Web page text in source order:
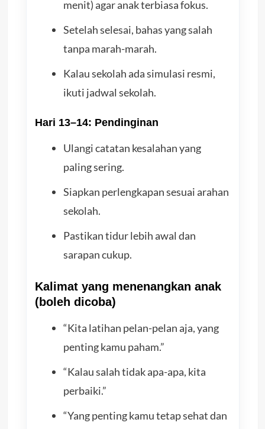
menit) agar anak terbiasa fokus.
Setelah selesai, bahas yang salah
tanpa marah-marah.
Kalau sekolah ada simulasi resmi,
ikuti jadwal sekolah.
Hari 13–14: Pendinginan
Ulangi catatan kesalahan yang
paling sering.
Siapkan perlengkapan sesuai arahan
sekolah.
Pastikan tidur lebih awal dan
sarapan cukup.
Kalimat yang menenangkan anak
(boleh dicoba)
“Kita latihan pelan-pelan aja, yang
penting kamu paham.”
“Kalau salah tidak apa-apa, kita
perbaiki.”
“Yang penting kamu tetap sehat dan